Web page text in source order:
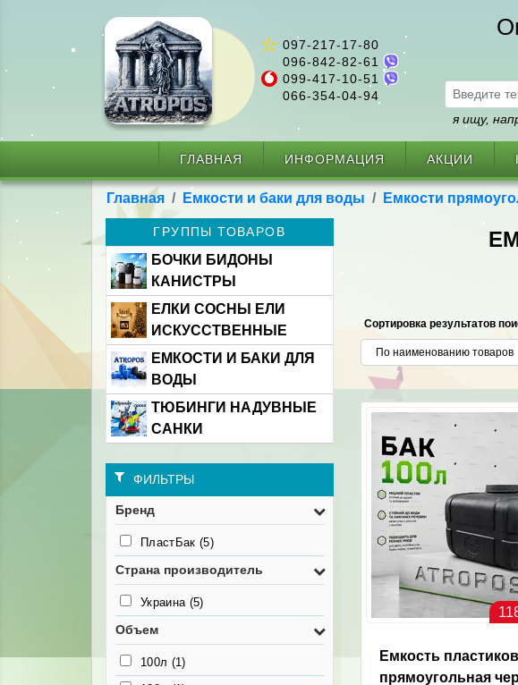
097-217-17-80
096-842-82-61
099-417-10-51
066-354-04-94
я ищу,
ГЛАВНАЯ ИНФОРМАЦИЯ АКЦИИ
Главная Емкости и баки для воды Емкости
ГРУППЫ ТОВАРОВ
БОЧКИ БИДОНЫ
КАНИСТРЫ
ЕЛКИ СОСНЫ ЕЛИ
ИСКУССТВЕННЫЕ
ЕМКОСТИ И БАКИ ДЛЯ
ВОДЫ
ТЮБИНГИ НАДУВНЫЕ
САНКИ
ФИЛЬТРЫ
Бренд
ПластБак (5)
Страна производитель
Украина (5)
Объем
100л (1)
Сортировка результатов
Емкость
прямоугольная